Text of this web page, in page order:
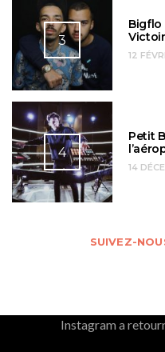
3
Bigflo
12
4
Petit
14
SUIVEZ-
Instagram a